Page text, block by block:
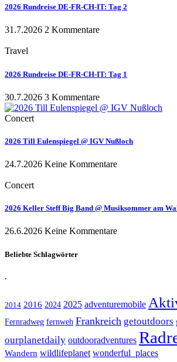
2026 Rundreise DE-FR-CH-IT: Tag 2
31.7.2026 2 Kommentare
Travel
2026 Rundreise DE-FR-CH-IT: Tag 1
30.7.2026 3 Kommentare
Concert
2026 Till Eulenspiegel @ IGV Nußloch
24.7.2026 Keine Kommentare
Concert
2026 Keller Steff Big Band @ Musiksommer am
26.6.2026 Keine Kommentare
Beliebte Schlagwörter
.
2014 2016 2024 2025 adventuremobile
Fernradweg fernweh Frankreich getoutdoors
ourplanetdaily outdooradventures
Wandern wildlifeplanet wonderful_places